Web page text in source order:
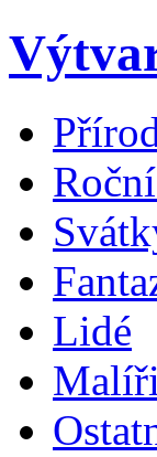
Lidé
Malíři